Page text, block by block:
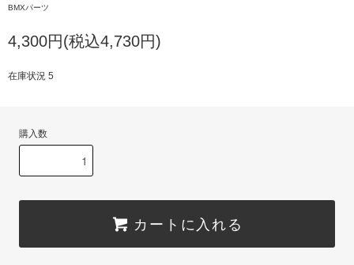
BMXパーツ
4,300円(税込4,730円)
在庫状況 5
購入数
カートに入れる